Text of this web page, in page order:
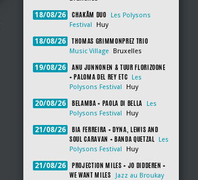
18/08/26 CHAKÂM DUO
Les Polysons
Festival
Huy
18/08/26 THOMAS GRIMMONPREZ TRIO
Music Village Bruxelles
19/08/26
ANU JUNNONEN & TUUR FLORIZOONE
+ PALOMA DEL REY ETC
Les
Polysons Festival
Huy
20/08/26 BELAMBA + PAOLA DI BELLA
Les
Polysons Festival
Huy
21/08/26
BIA FERREIRA + DYNA, LEWIS AND
SOUL CARAVAN + BANDA QUETZAL
Les
Polysons Festival
Huy
21/08/26
PROJECTION MILES + JO DIDDEREN +
WE WANT MILES
Jazz au Broukay